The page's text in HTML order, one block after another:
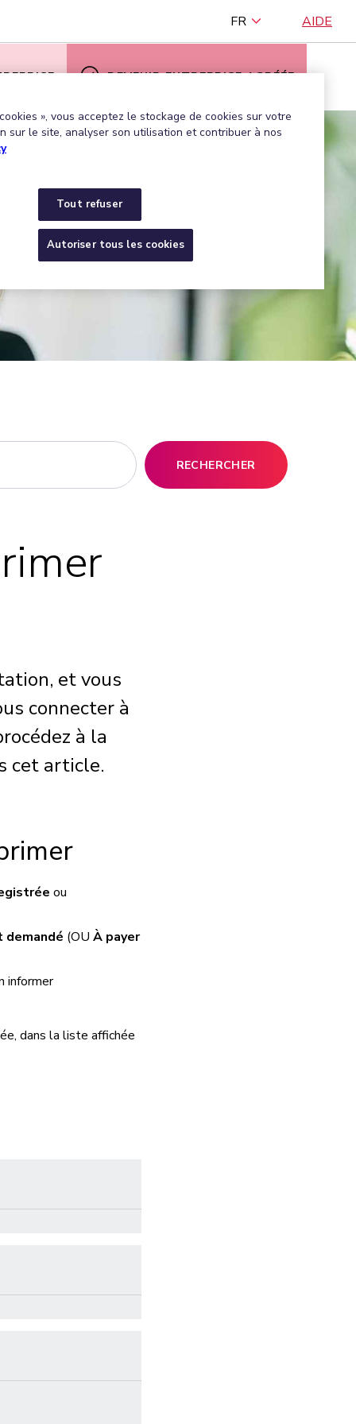
FR AIDE
DEVENIR ENTREPRISE AGRÉÉE
RECHERCHER
et vous
connecter à
à la
cet article.
ou
demandé (OUÀ payer
informer
dans la liste affichée
», vous acceptez le stockage de cookies sur votre
sur le site, analyser son utilisation et contribuer à nos
Tout refuser
Autoriser tous les cookies